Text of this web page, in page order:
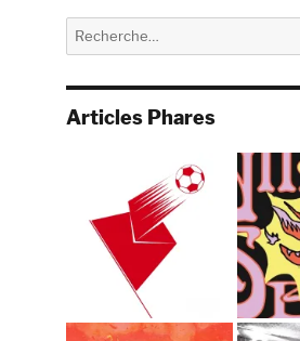
Recherche
pour :
Articles Phares